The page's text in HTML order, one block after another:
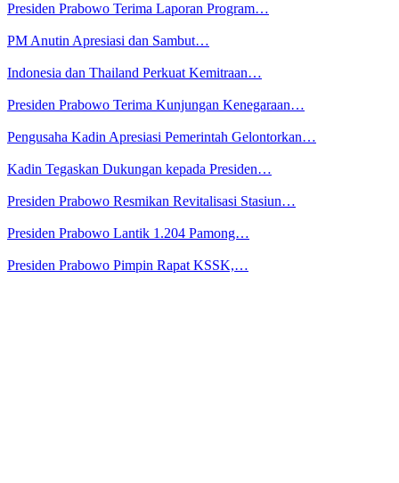
Presiden Prabowo Terima Laporan Program…
PM Anutin Apresiasi dan Sambut…
Indonesia dan Thailand Perkuat Kemitraan…
Presiden Prabowo Terima Kunjungan Kenegaraan…
Pengusaha Kadin Apresiasi Pemerintah Gelontorkan…
Kadin Tegaskan Dukungan kepada Presiden…
Presiden Prabowo Resmikan Revitalisasi Stasiun…
Presiden Prabowo Lantik 1.204 Pamong…
Presiden Prabowo Pimpin Rapat KSSK,…